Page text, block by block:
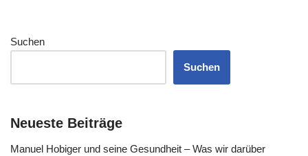
Suchen
Suchen
Neueste Beiträge
Manuel Hobiger und seine Gesundheit – Was wir darüber